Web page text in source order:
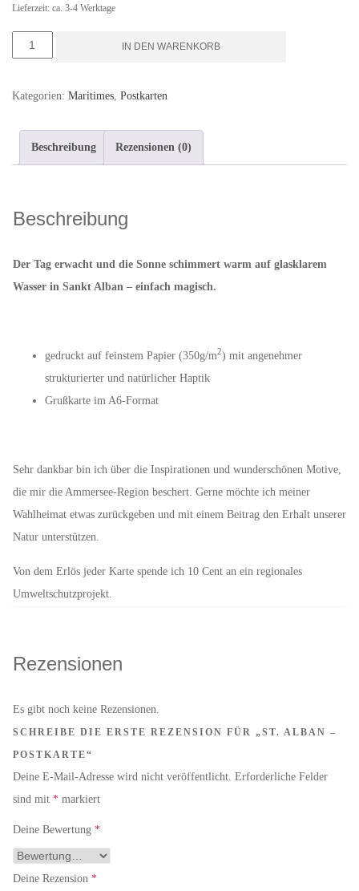
Lieferzeit: ca. 3-4 Werktage
Menge
IN DEN WARENKORB
Kategorien: Maritimes, Postkarten
Beschreibung Rezensionen (0)
Beschreibung
Der Tag erwacht und die Sonne schimmert warm auf glasklarem
Wasser in Sankt Alban – einfach magisch.
gedruckt auf feinstem Papier (350g/m2) mit angenehmer
strukturierter und natürlicher Haptik
Grußkarte im A6-Format
Sehr dankbar bin ich über die Inspirationen und wunderschönen Motive,
die mir die Ammersee-Region beschert. Gerne möchte ich meiner
Wahlheimat etwas zurückgeben und mit einem Beitrag den Erhalt unserer
Natur unterstützen.
Von dem Erlös jeder Karte spende ich 10 Cent an ein regionales
Umweltschutzprojekt.
Rezensionen
Es gibt noch keine Rezensionen.
SCHREIBE DIE ERSTE REZENSION FÜR „ST. ALBAN –
POSTKARTE“
Deine E-Mail-Adresse wird nicht veröffentlicht. Erforderliche Felder
sind mit * markiert
Deine Bewertung *
Deine Rezension *